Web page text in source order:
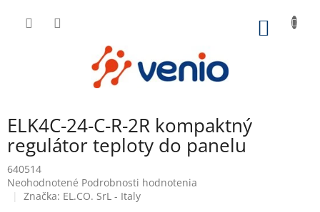
ELK4C-24-C-R-2R kompaktný
regulátor teploty do panelu
640514
Priemerné
hodnotenie
Neohodnotené Podrobnosti hodnotenia
Značka: EL.CO. SrL - Italy